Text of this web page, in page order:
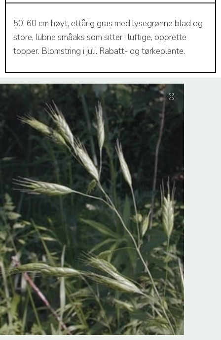
50-60 cm høyt, ettårig gras med lysegrønne blad og
store, lubne småaks som sitter i luftige, opprette
topper. Blomstring i juli. Rabatt- og tørkeplante.